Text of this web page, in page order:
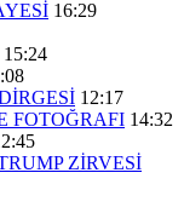
16:29
15:24
12:17
FOTOĞRAFI 14:32
ZİRVESİ